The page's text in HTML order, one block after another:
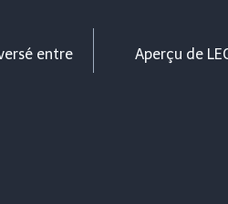
entre
Aperçu de